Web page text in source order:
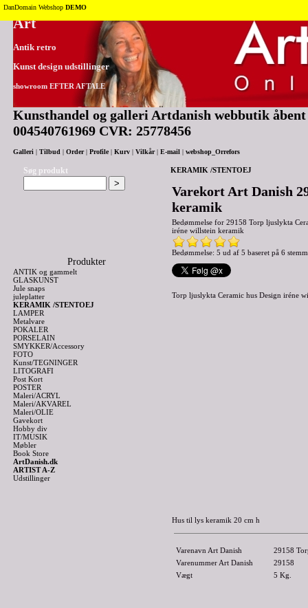
Tilbage til toppen
Art
Antik retro
Kunst design udstillinger
showroom EFTER AFTALE
Kunsthandel og galleri Artdanish webbutik
004540761969 CVR: 25778456
Galleri Tilbud Order| Profile| Kurv Vilkår| E-mail webshop_Orrefors
Søg produkt
Produkter
ANTIK og gammelt
GLASKUNST
Jule snaps
juleplatter
KERAMIK /STENTOEJ
LAMPER
Metalvare
POKALER
PORSELAIN
SMYKKER/Accessory
FOTO
Kunst/TEGNINGER
LITOGRAFI
Post Kort
POSTER
Maleri/ACRYL
Maleri/AKVAREL
Maleri/OLIE
Gavekort
Hobby div
IT/MUSIK
Møbler
Book Store
ArtDanish.dk
ARTIST A-Z
Udstillinger
KERAMIK /STENTOEJ
Varekort Art Danish
keramik
Bedømmelse for 29158 Torp ljuslykta
iréne willstein keramik
Bedømmelse: 5 ud af 5 baseret på 6
Torp ljuslykta Ceramic hus Design iréne
Hus til lys keramik 20 cm h
Varenavn Art Danish
29158
Varenummer Art Danish
29158
Vægt
5 Kg.
DanDomain Webshop DEMO